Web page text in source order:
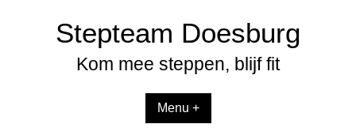
Stepteam Doesburg
Kom mee steppen, blijf fit
Menu +